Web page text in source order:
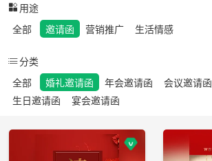
用途
全部
邀请函 营销推广 生活情感
分类
全部
婚礼邀请函 年会邀请函 会议邀请函
生日邀请函
宴会邀请函